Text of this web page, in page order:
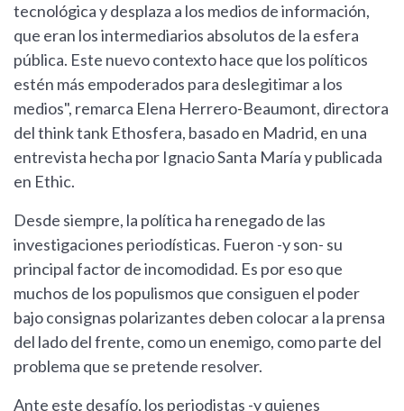
tecnológica y desplaza a los medios de información,
que eran los intermediarios absolutos de la esfera
pública. Este nuevo contexto hace que los políticos
estén más empoderados para deslegitimar a los
medios", remarca Elena Herrero-Beaumont, directora
del think tank Ethosfera, basado en Madrid, en una
entrevista hecha por Ignacio Santa María y publicada
en Ethic.
Desde siempre, la política ha renegado de las
investigaciones periodísticas. Fueron -y son- su
principal factor de incomodidad. Es por eso que
muchos de los populismos que consiguen el poder
bajo consignas polarizantes deben colocar a la prensa
del lado del frente, como un enemigo, como parte del
problema que se pretende resolver.
Ante este desafío, los periodistas -y quienes